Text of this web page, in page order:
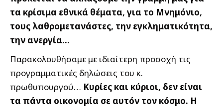
τα κρίσιμα εθνικά θέματα, για το Μνημόνιο,
τους λαθρομετανάστες, την εγκληματικότητα,
την ανεργία…
Παρακολουθήσαμε με ιδιαίτερη προσοχή τις
προγραμματικές δηλώσεις του κ.
πρωθυπουργού… Κυρίες και κύριοι, δεν είναι
τα πάντα οικονομία σε αυτόν τον κόσμο. Η